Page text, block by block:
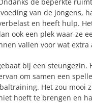
van de jongens,
en heeft hulp.
ook een plek waar ze
vallen voor wat extra
bij een
om samen een
Het zou mooi
hoeft te brengen en